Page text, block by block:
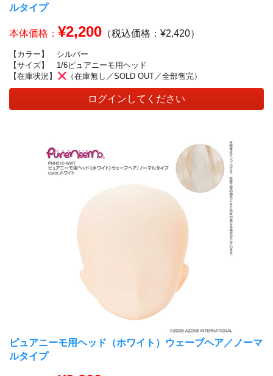
ルタイプ
本体価格： ¥2,200 （税込価格：¥2,420）
【カラー】
シルバー
【サイズ】
1/6ピュアニーモ用ヘッド
【在庫状況】
（在庫無し／SOLD OUT／全部售完）
ログインしてください
ピュアニーモ用ヘッド（ホワイト）ウェーブヘア／ノーマ
ルタイプ